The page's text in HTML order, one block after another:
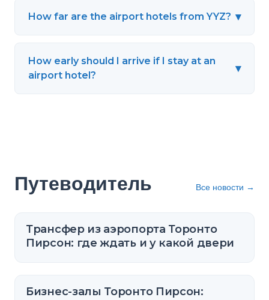
How far are the airport hotels from YYZ? ▾
How early should I arrive if I stay at an
airport hotel?
▾
Путеводитель Все новости →
Трансфер из аэропорта Торонто
Пирсон: где ждать и у какой двери
Бизнес-залы Торонто Пирсон: